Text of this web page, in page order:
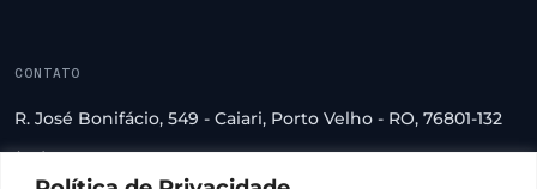
CONTATO
R. José Bonifácio, 549 - Caiari, Porto Velho - RO, 76801-132
(69) 3222-2560